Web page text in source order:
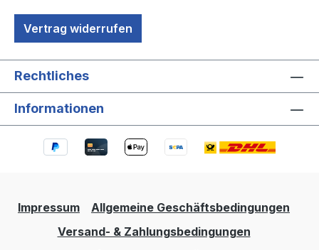
Vertrag widerrufen
Rechtliches
Informationen
Impressum
Allgemeine Geschäftsbedingungen
Versand- & Zahlungsbedingungen